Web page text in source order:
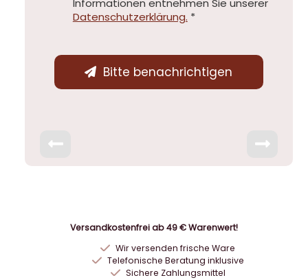
Datenschutzerklärung. *
Bitte benachrichtigen
Versandkostenfrei ab 49 € Warenwert!
Wir versenden frische Ware
Telefonische Beratung inklusive
Sichere Zahlungsmittel